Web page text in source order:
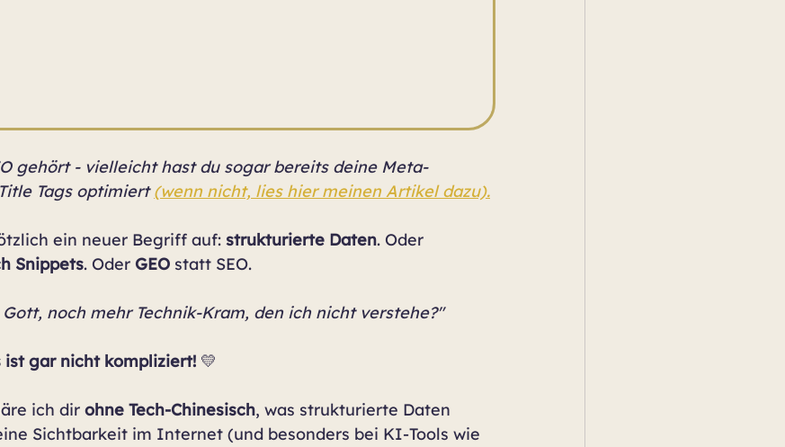
gehört - vielleicht hast du sogar bereits deine Meta-
Tags optimiert (wenn nicht, lies hier meinen Artikel dazu).
ein neuer Begriff auf: strukturierte Daten. Oder
Snippets. Oder GEO statt SEO.
Gott, noch mehr Technik-Kram, den ich nicht verstehe?"
ist gar nicht kompliziert! 💛
ich dir ohne Tech-Chinesisch, was strukturierte Daten
Sichtbarkeit im Internet (und besonders bei KI-Tools wie